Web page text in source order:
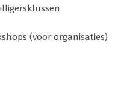
(voor organisaties)